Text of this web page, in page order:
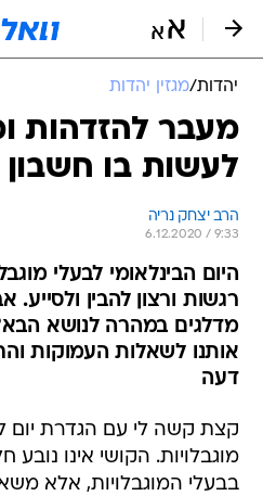
יהדות/מגזין יהדות
מעבר להזדהות
לעשות בו
הרב יצחק נריה
6.12.2020 / 9:33
היום הבינלאומי לבעלי
רגשות ורצון להבין ולסייע.
מדלגים במהרה לנושא
אותנו לשאלות העמוקות
דעה
קצת קשה לי עם הגדרת יום
מוגבלויות. הקושי אינו נובע
בבעלי המוגבלויות, אלא